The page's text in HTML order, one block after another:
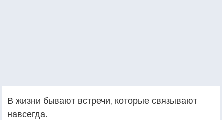
В жизни бывают встречи, которые связывают
навсегда.